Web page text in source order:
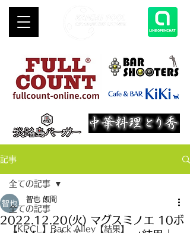
記事
全ての記事
【KPCL】Back Alley【結果】
全ての記事
2022.12.20(火) マグスミノエ 10ボ
智也 飯間